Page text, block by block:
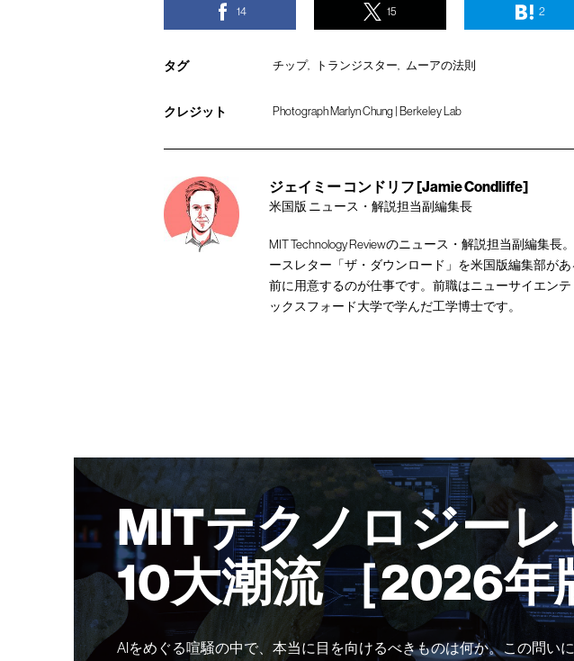
14 15 2
タグ チップ トランジスター ムーアの法則
クレジット Photograph Marlyn Chung | Berkeley Lab
ジェイミー コンドリフ [Jamie Condliffe]
米国版 ニュース・解説担当副編集長
MIT Technology Reviewのニュース・解説担当副編集長
ースレター「ザ・ダウンロード」を米国版編集部が
前に用意するのが仕事です。前職はニューサイエンテ
ックスフォード大学で学んだ工学博士です。
MITテクノロジー
10大潮流 ［2026年
AIをめぐる喧騒の中で、本当に目を向けるべきものは何か。この問い